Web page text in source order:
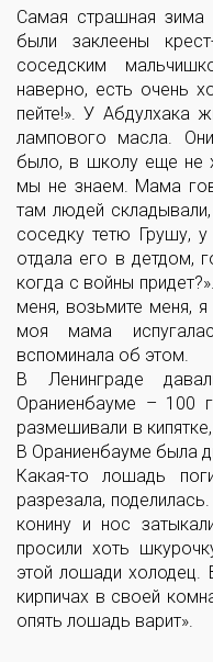
Самая страшная
были заклеены
соседским
наверно, есть очень
пейте!». У Абдулхака
лампового масла.
было, в школу еще не
мы не знаем. Мама
там людей
соседку тетю Грушу,
отдала его в детдом,
когда с войны
меня, возьмите меня,
моя мама
вспоминала об этом.
В Ленинграде
Ораниенбауме – 100
размешивали в
В Ораниенбауме была
Какая-то лошадь
разрезала,
конину и нос
просили хоть
этой лошади холодец.
кирпичах в своей
опять лошадь варит».